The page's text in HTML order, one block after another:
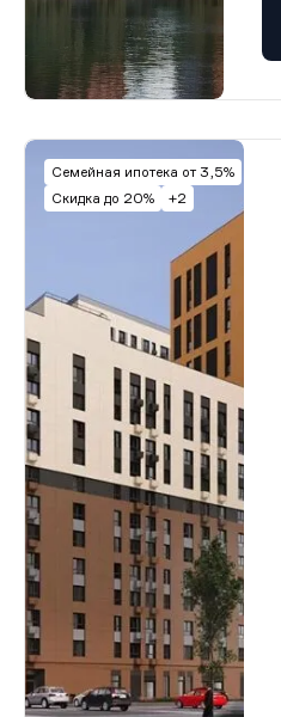
Семейная ипотека от 3,5%
Скидка до 20%
+2